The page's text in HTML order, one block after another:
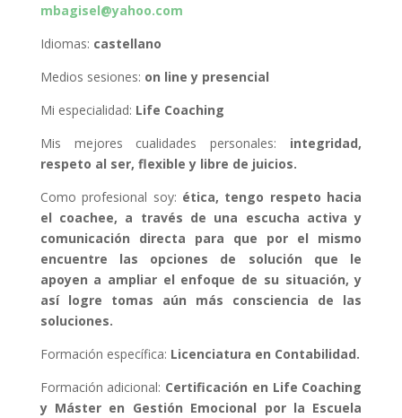
mbagisel@yahoo.com
Idiomas: castellano
Medios sesiones: on line y presencial
Mi especialidad: Life Coaching
Mis mejores cualidades personales: integridad,
respeto al ser, flexible y libre de juicios.
Como profesional soy: ética, tengo respeto hacia
el coachee, a través de una escucha activa y
comunicación directa para que por el mismo
encuentre las opciones de solución que le
apoyen a ampliar el enfoque de su situación, y
así logre tomas aún más consciencia de las
soluciones.
Formación específica: Licenciatura en Contabilidad.
Formación adicional: Certificación en Life Coaching
y Máster en Gestión Emocional por la Escuela